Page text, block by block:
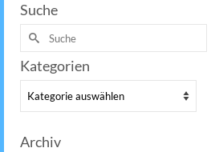
Suche
Suche
nach:
Kategorien
Kategorien
Archiv